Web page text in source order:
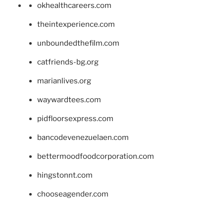
okhealthcareers.com
theintexperience.com
unboundedthefilm.com
catfriends-bg.org
marianlives.org
waywardtees.com
pidfloorsexpress.com
bancodevenezuelaen.com
bettermoodfoodcorporation.com
hingstonnt.com
chooseagender.com